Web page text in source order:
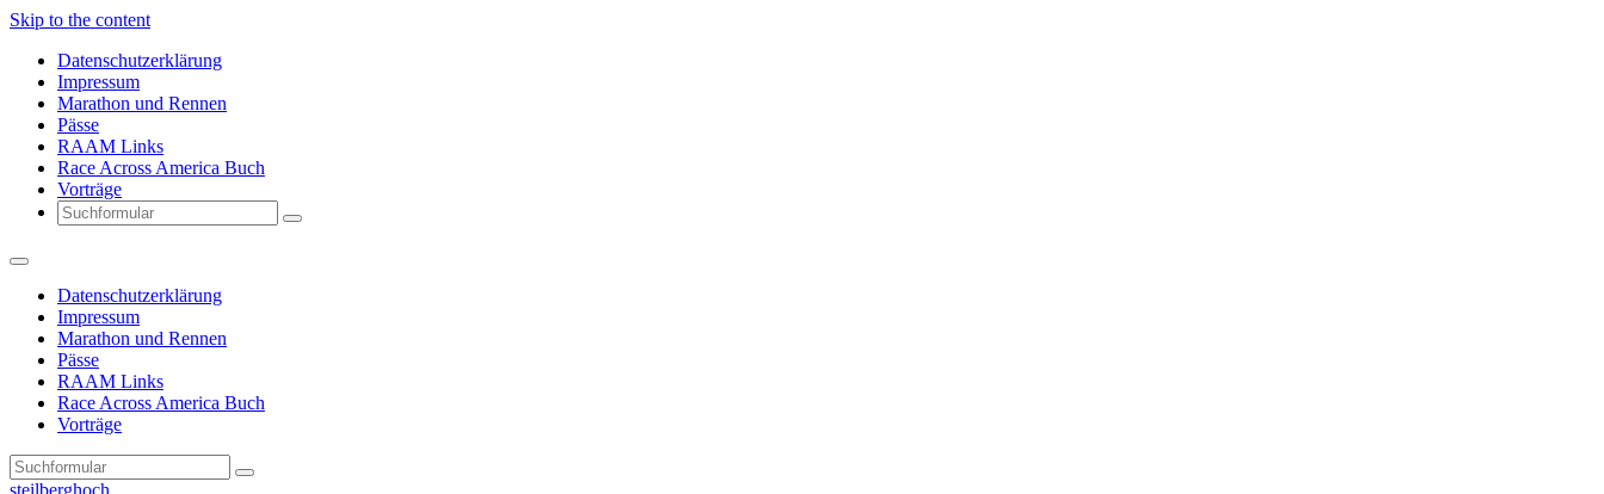
Skip to the content
Datenschutzerklärung
Impressum
Marathon und Rennen
Pässe
RAAM Links
Race Across America Buch
Vorträge
Search
Datenschutzerklärung
Impressum
Marathon und Rennen
Pässe
RAAM Links
Race Across America Buch
Vorträge
Search
steilberghoch